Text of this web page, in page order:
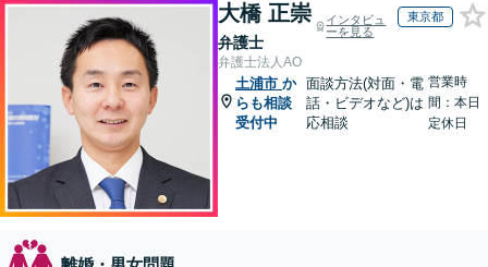
大橋 正崇
弁護士
インタビュ
ーを見る
東京都
弁護士法人AO
土浦市 か
らも相談
受付中
面談方法(対面・電
話・ビデオなど)は
応相談
営業時
間：本日
定休日